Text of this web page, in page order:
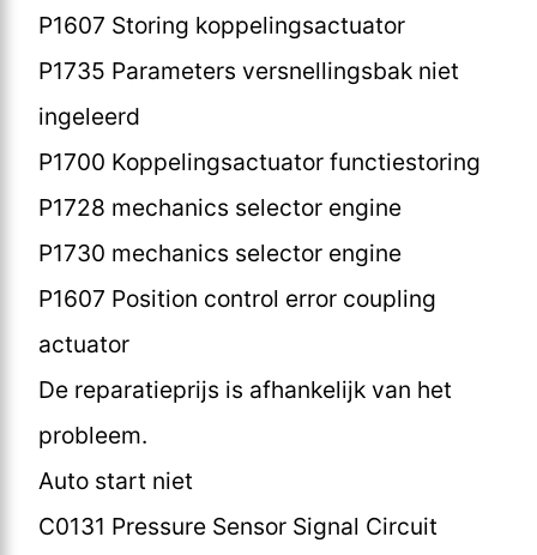
P1607 Storing koppelingsactuator
P1735 Parameters versnellingsbak niet
ingeleerd
P1700 Koppelingsactuator functiestoring
P1728 mechanics selector engine
P1730 mechanics selector engine
P1607 Position control error coupling
actuator
De reparatieprijs is afhankelijk van het
probleem.
Auto start niet
C0131 Pressure Sensor Signal Circuit